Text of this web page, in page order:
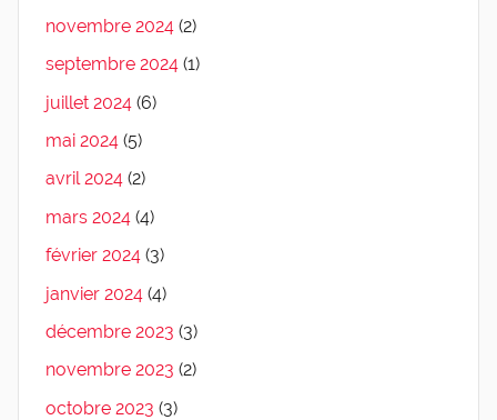
novembre 2024 (2)
septembre 2024 (1)
juillet 2024 (6)
mai 2024 (5)
avril 2024 (2)
mars 2024 (4)
février 2024 (3)
janvier 2024 (4)
décembre 2023 (3)
novembre 2023 (2)
octobre 2023 (3)